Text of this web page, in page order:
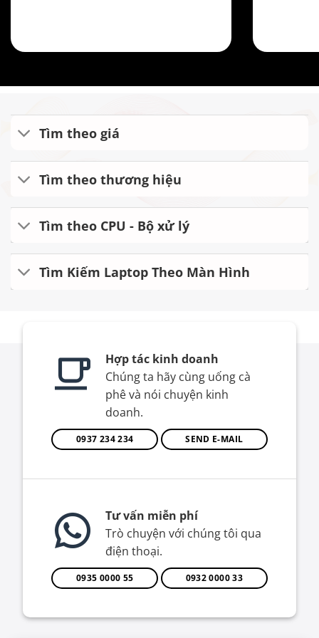
Tìm theo giá
Tìm theo thương hiệu
Tìm theo CPU - Bộ xử lý
Tìm Kiếm Laptop Theo Màn Hình
Hợp tác kinh doanh
Chúng ta hãy cùng uống cà
phê và nói chuyện kinh
doanh.
0937 234 234 SEND E-MAIL
Tư vấn miễn phí
Trò chuyện với chúng tôi qua
điện thoại.
0935 0000 55 0932 0000 33